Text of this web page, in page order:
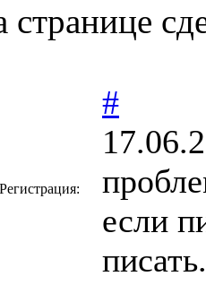
Регистрация:
#
если
писать.